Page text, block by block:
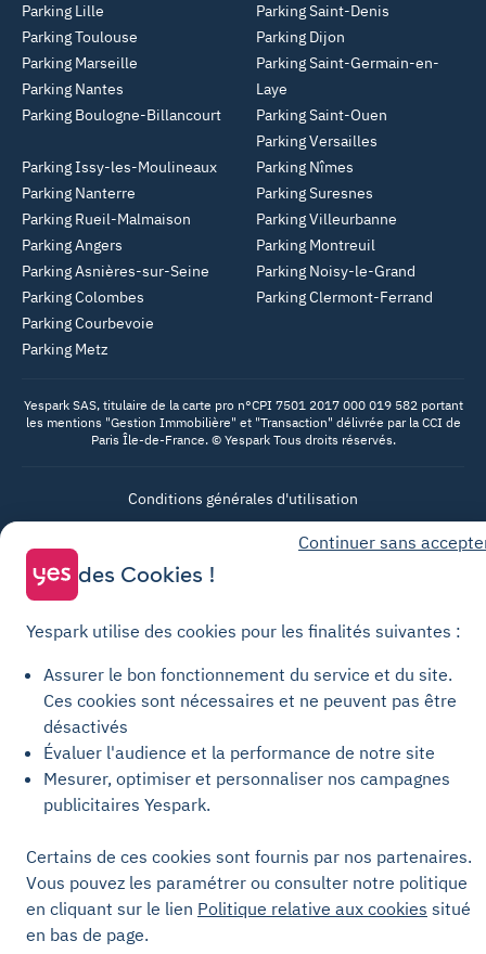
Parking Lille
Parking Toulouse
Parking Marseille
Parking Nantes
Parking Boulogne-Billancourt
Parking Saint-Denis
Parking Dijon
Parking Saint-Germain-en-
Laye
Parking Saint-Ouen
Parking Versailles
Parking Issy-les-Moulineaux
Parking Nanterre
Parking Rueil-Malmaison
Parking Angers
Parking Asnières-sur-Seine
Parking Colombes
Parking Courbevoie
Parking Metz
Parking Nîmes
Parking Suresnes
Parking Villeurbanne
Parking Montreuil
Parking Noisy-le-Grand
Parking Clermont-Ferrand
Yespark SAS, titulaire de la carte pro n°CPI 7501 2017 000 019 582 portant
les mentions "Gestion Immobilière" et "Transaction" délivrée par la CCI de
Paris Île-de-France. © Yespark Tous droits réservés.
Conditions générales d'utilisation
Conditions générales de vente Stationnement
Conditions générales de vente Recharge
Politique relative aux cookies
Paramètres des cookies
Mentions légales
Continuer sans
des Cookies !
Yespark utilise des cookies pour les finalités suivantes :
Assurer le bon fonctionnement du service et du site.
Ces cookies sont nécessaires et ne peuvent pas être
désactivés
Évaluer l'audience et la performance de notre site
Mesurer, optimiser et personnaliser nos campagnes
publicitaires Yespark.
Certains de ces cookies sont fournis par nos partenaires.
Vous pouvez les paramétrer ou consulter notre politique
en cliquant sur le lien Politique relative aux cookies situé
en bas de page.